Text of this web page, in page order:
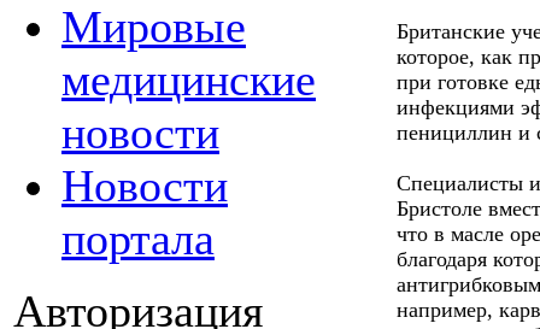
Мировые
медицинские
новости
Новости
портала
Авторизация
Британские
которое, как
при готовке
инфекциями
пенициллин и
Специалисты
Бристоле
что в масле
благодаря
например,